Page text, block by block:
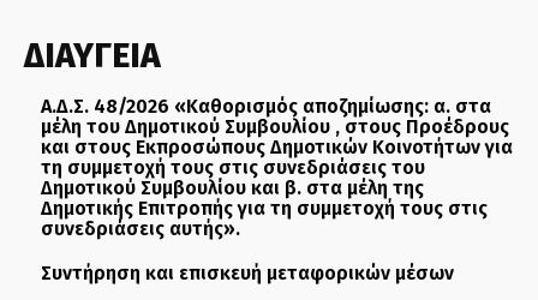
ΔΙΑΥΓΕΙΑ
Α.Δ.Σ. 48/2026 «Καθορισμός αποζημίωσης: α. στα
μέλη του Δημοτικού Συμβουλίου , στους Προέδρους
και στους Εκπροσώπους Δημοτικών Κοινοτήτων για
τη συμμετοχή τους στις συνεδριάσεις του
Δημοτικού Συμβουλίου και β. στα μέλη της
Δημοτικής Επιτροπής για τη συμμετοχή τους στις
συνεδριάσεις αυτής».
Συντήρηση και επισκευή μεταφορικών μέσων